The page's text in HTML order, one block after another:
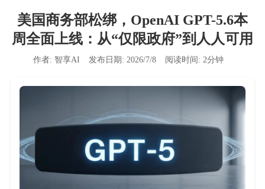
美国商务部松绑，OpenAI GPT-5.6本
周全面上线：从“仅限政府”到人人可用
作者: 智享AI 发布日期: 2026/7/8 阅读时间: 2分钟